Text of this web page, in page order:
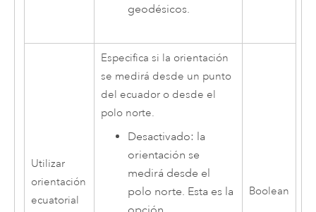
geodésicos.
Utilizar
orientación
ecuatorial
Especifica si la orientación
se medirá desde un punto
del ecuador o desde el
polo norte.
Desactivado: la
orientación se
medirá desde el
polo norte. Esta es la
Boolean